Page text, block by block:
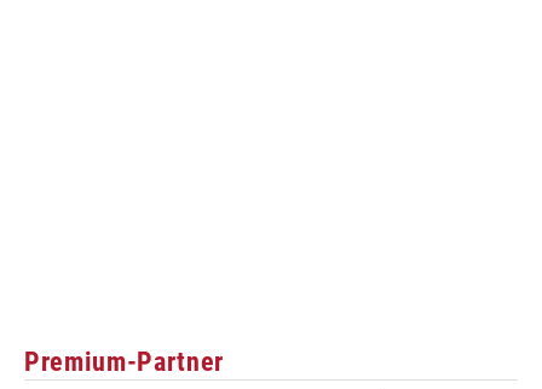
Premium-Partner